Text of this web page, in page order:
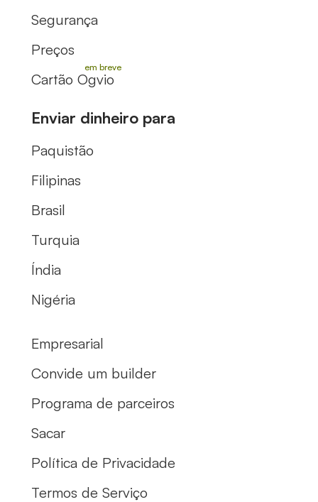
Segurança
Preços
Cartão Ogvio
Enviar dinheiro para
Paquistão
Filipinas
Brasil
Turquia
Índia
Nigéria
Empresarial
Convide um builder
Programa de parceiros
Sacar
Política de Privacidade
Termos de Serviço